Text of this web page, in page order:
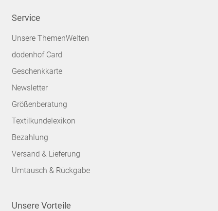
Service
Unsere ThemenWelten
dodenhof Card
Geschenkkarte
Newsletter
Größenberatung
Textilkundelexikon
Bezahlung
Versand & Lieferung
Umtausch & Rückgabe
Unsere Vorteile